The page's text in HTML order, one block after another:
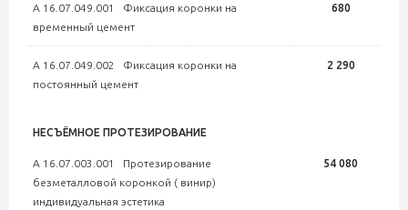
А 16.07.049.001 Фиксация коронки на
временный цемент
680
А 16.07.049.002 Фиксация коронки на
постоянный цемент
2 290
НЕСЪЁМНОЕ ПРОТЕЗИРОВАНИЕ
А 16.07.003.001 Протезирование
безметалловой коронкой ( винир)
индивидуальная эстетика
54 080